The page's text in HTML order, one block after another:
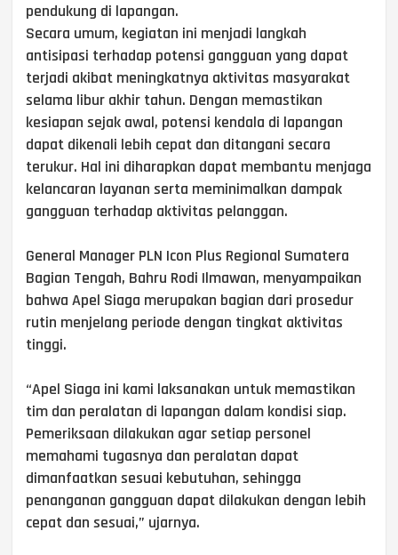
pendukung di lapangan.
Secara umum, kegiatan ini menjadi langkah
antisipasi terhadap potensi gangguan yang dapat
terjadi akibat meningkatnya aktivitas masyarakat
selama libur akhir tahun. Dengan memastikan
kesiapan sejak awal, potensi kendala di lapangan
dapat dikenali lebih cepat dan ditangani secara
terukur. Hal ini diharapkan dapat membantu menjaga
kelancaran layanan serta meminimalkan dampak
gangguan terhadap aktivitas pelanggan.
General Manager PLN Icon Plus Regional Sumatera
Bagian Tengah, Bahru Rodi Ilmawan, menyampaikan
bahwa Apel Siaga merupakan bagian dari prosedur
rutin menjelang periode dengan tingkat aktivitas
tinggi.
“Apel Siaga ini kami laksanakan untuk memastikan
tim dan peralatan di lapangan dalam kondisi siap.
Pemeriksaan dilakukan agar setiap personel
memahami tugasnya dan peralatan dapat
dimanfaatkan sesuai kebutuhan, sehingga
penanganan gangguan dapat dilakukan dengan lebih
cepat dan sesuai,” ujarnya.